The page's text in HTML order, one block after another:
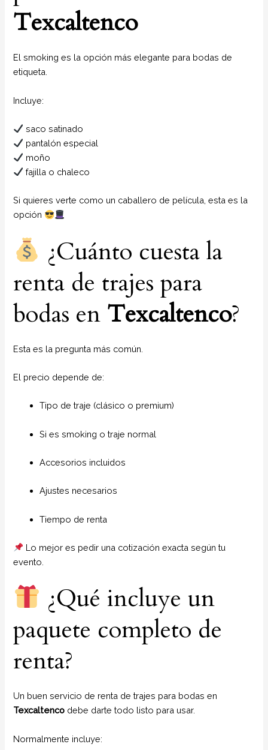
Texcaltenco
El smoking es la opción más elegante para bodas de
etiqueta.
Incluye:
saco satinado
pantalón especial
moño
fajilla o chaleco
Si quieres verte como un caballero de película, esta es la
opción
¿Cuánto cuesta la
renta de trajes para
bodas en Texcaltenco?
Esta es la pregunta más común.
El precio depende de:
Tipo de traje (clásico o premium)
Si es smoking o traje normal
Accesorios incluidos
Ajustes necesarios
Tiempo de renta
Lo mejor es pedir una cotización exacta según tu
evento.
¿Qué incluye un
paquete completo de
renta?
Un buen servicio de renta de trajes para bodas en
Texcaltenco debe darte todo listo para usar.
Normalmente incluye: